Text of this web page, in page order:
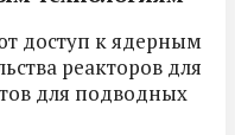
доступ к ядерным
реакторов для
для подводных